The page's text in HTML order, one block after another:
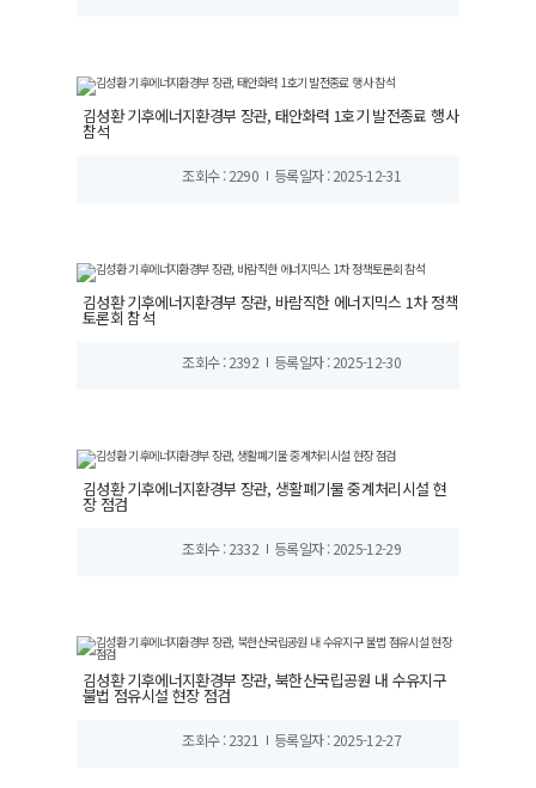
김성환 기후에너지환경부 장관, 태안화력 1호기 발전종료 행사
참석
조회수 : 2290 등록일자 : 2025-12-31
김성환 기후에너지환경부 장관, 바람직한 에너지믹스 1차 정책
토론회 참석
조회수 : 2392 등록일자 : 2025-12-30
김성환 기후에너지환경부 장관, 생활폐기물 중계처리시설 현
장 점검
조회수 : 2332 등록일자 : 2025-12-29
김성환 기후에너지환경부 장관, 북한산국립공원 내 수유지구
불법 점유시설 현장 점검
조회수 : 2321 등록일자 : 2025-12-27